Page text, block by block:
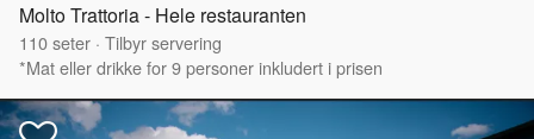
Molto Trattoria - Hele restauranten
110seter · Tilbyr servering
*Mat eller drikke for 9 personer inkludert i prisen